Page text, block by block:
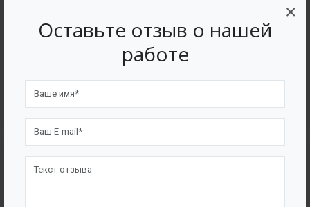
Оставьте отзыв о нашей
работе
×
Емкостное оборудование для пищевой
промышленности